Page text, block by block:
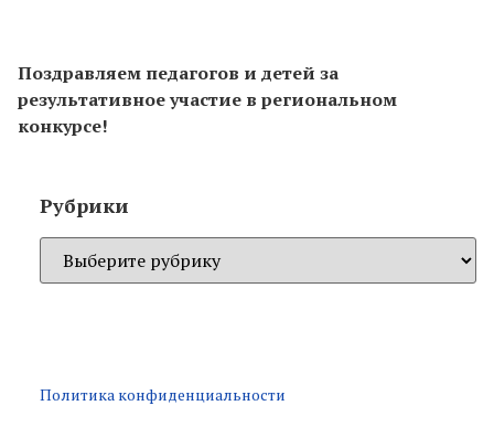
Поздравляем педагогов и детей за
результативное участие в региональном
конкурсе!
Рубрики
Политика конфиденциальности